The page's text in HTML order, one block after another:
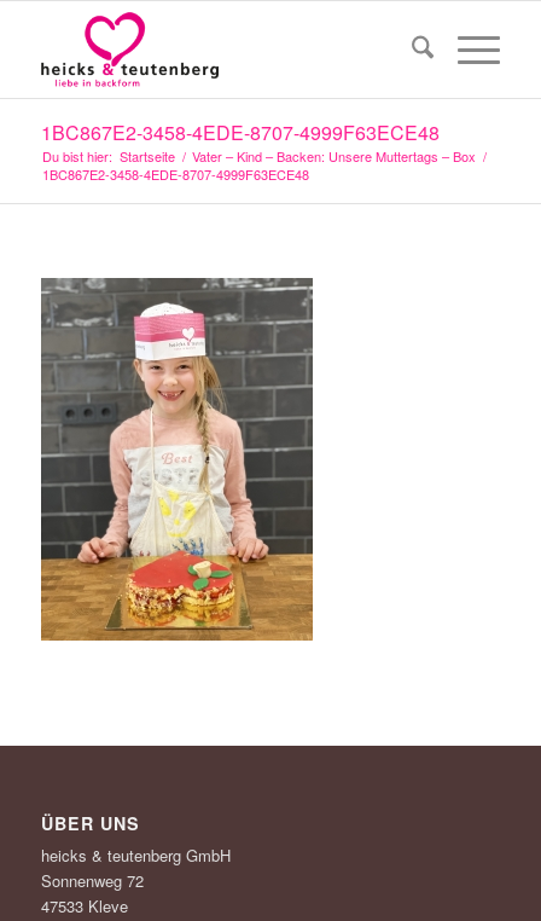
1BC867E2-3458-4EDE-8707-4999F63ECE48
Du bist hier: Startseite / Vater – Kind – Backen: Unsere Muttertags – Box /
1BC867E2-3458-4EDE-8707-4999F63ECE48
ÜBER UNS
heicks & teutenberg GmbH
Sonnenweg 72
47533 Kleve